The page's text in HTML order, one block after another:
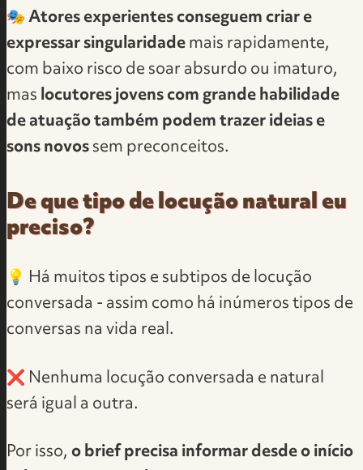
🎭Atores experientes conseguem criar e
expressar singularidademais rapidamente,
com baixo risco de soar absurdo ou imaturo,
maslocutores jovens com grande habilidade
de atuação também podem trazer ideias e
sons novossem preconceitos.
De que tipo de locução natural eu
preciso?
💡 Há muitos tipos e subtipos de locução
conversada - assim como há inúmeros tipos de
conversas na vida real.
❌ Nenhuma locução conversada e natural
será igual a outra.
Por isso,o brief precisa informar desde o início